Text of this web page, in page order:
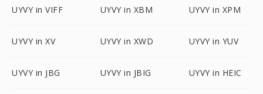
UYVY in VIFF UYVY in XBM UYVY in XPM
UYVY in XV UYVY in XWD UYVY in YUV
UYVY in JBG UYVY in JBIG UYVY in HEIC